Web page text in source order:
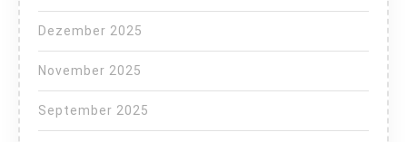
Dezember 2025
November 2025
September 2025